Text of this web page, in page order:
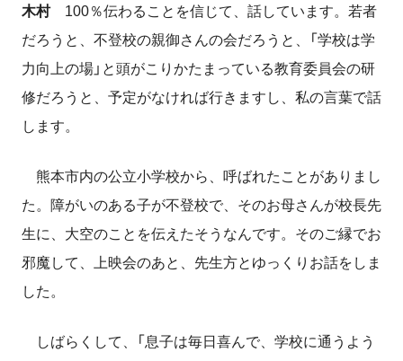
木村100％伝わることを信じて、話しています。若者
だろうと、不登校の親御さんの会だろうと、「学校は学
力向上の場」と頭がこりかたまっている教育委員会の研
修だろうと、予定がなければ行きますし、私の言葉で話
します。
熊本市内の公立小学校から、呼ばれたことがありまし
た。障がいのある子が不登校で、そのお母さんが校長先
生に、大空のことを伝えたそうなんです。そのご縁でお
邪魔して、上映会のあと、先生方とゆっくりお話をしま
した。
しばらくして、「息子は毎日喜んで、学校に通うよう